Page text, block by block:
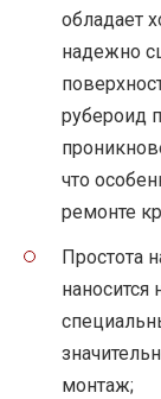
обладает
надежно
рубероид
что
ремонте
Простота
монтаж;